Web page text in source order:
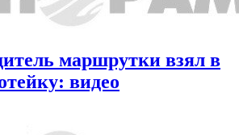
маршрутки взял в
видео